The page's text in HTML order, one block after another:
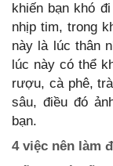
khiến bạn khó
nhịp tim, trong
này là lúc thân
lúc này có thể
rượu, cà phê,
sâu, điều đó
bạn.
4 việc nên làm